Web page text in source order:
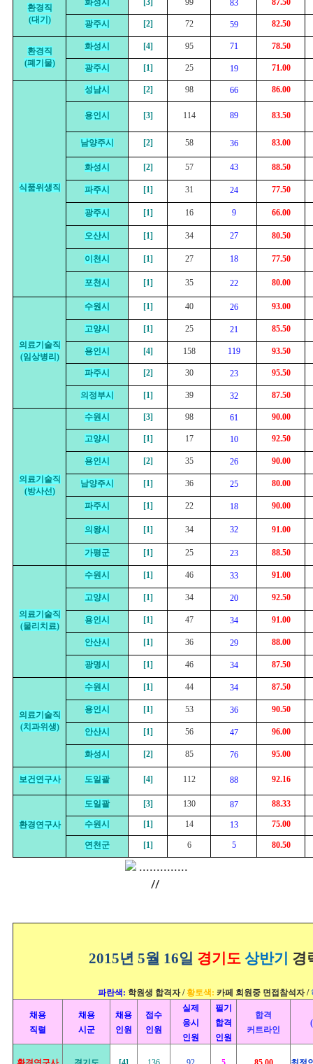
환경직
(대기)
화성시 [3] 99 83 87.50
광주시 [2] 72 59 82.50
환경직
(폐기물)
화성시 [4] 95 71 78.50
광주시 [1] 25 19 71.00
식품위생직
성남시 [2] 98 66 86.00
용인시 [3] 114 89 83.50
남양주시 [2] 58 36 83.00
화성시 [2] 57 43 88.50
파주시 [1] 31 24 77.50
광주시 [1] 16 9 66.00
오산시 [1] 34 27 80.50
이천시 [1] 27 18 77.50
포천시 [1] 35 22 80.00
의료기술직
(임상병리)
수원시 [1] 40 26 93.00
고양시 [1] 25 21 85.50
용인시 [4] 158 119 93.50
파주시 [2] 30 23 95.50
의정부시 [1] 39 32 87.50
의료기술직
(방사선)
수원시 [3] 98 61 90.00
고양시 [1] 17 10 92.50
용인시 [2] 35 26 90.00
남양주시 [1] 36 25 80.00
파주시 [1] 22 18 90.00
의왕시 [1] 34 32 91.00
가평군 [1] 25 23 88.50
의료기술직
(물리치료)
수원시 [1] 46 33 91.00
고양시 [1] 34 20 92.50
용인시 [1] 47 34 91.00
안산시 [1] 36 29 88.00
광명시 [1] 46 34 87.50
의료기술직
(치과위생)
수원시 [1] 44 34 87.50
용인시 [1] 53 36 90.50
안산시 [1] 56 47 96.00
화성시 [2] 85 76 95.00
보건연구사 도일괄 [4] 112 88 92.16
환경연구사
도일괄 [3] 130 87 88.33
수원시 [1] 14 13 75.00
연천군 [1] 6 5 80.50
..............
//
2015년 5월 16일 경기도 상반기 경
파란색: 학원생 합격자 / 황토색: 카페 회원중 면접참석자 /
채용
직렬
채용
시군
채용
인원
접수
인원
실제
응시
인원
필기
합격
인원
합격
커트라인
(